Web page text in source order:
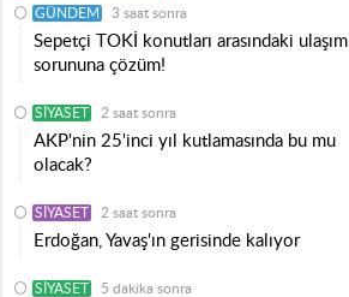
GÜNDEM 3 saat sonra
Sepetçi TOKİ konutları arasındaki ulaşım
sorununa çözüm!
SIYASET 2 saat sonra
AKP'nin 25'inci yıl kutlamasında bu mu
olacak?
SIYASET 2 saat sonra
Erdoğan, Yavaş'ın gerisinde kalıyor
SIYASET 5 dakika sonra